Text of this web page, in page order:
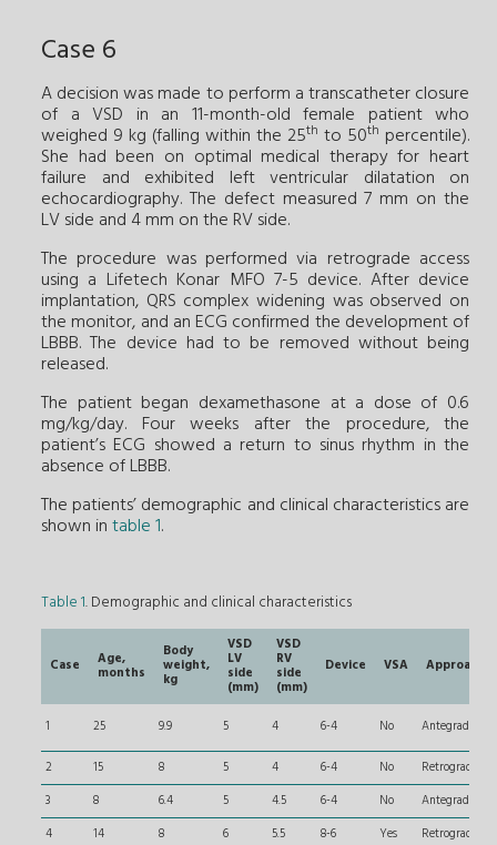
Case 6
A decision was made to perform a transcatheter closure
of a VSD in an 11-month-old female patient who
weighed 9 kg (falling within the 25th to 50th percentile).
She had been on optimal medical therapy for heart
failure and exhibited left ventricular dilatation on
echocardiography. The defect measured 7 mm on the
LV side and 4 mm on the RV side.
The procedure was performed via retrograde access
using a Lifetech Konar MFO 7-5 device. After device
implantation, QRS complex widening was observed on
the monitor, and an ECG confirmed the development of
LBBB. The device had to be removed without being
released.
The patient began dexamethasone at a dose of 0.6
mg/kg/day. Four weeks after the procedure, the
patient’s ECG showed a return to sinus rhythm in the
absence of LBBB.
The patients’ demographic and clinical characteristics are
shown intable 1.
Table 1. Demographic and clinical characteristics
Case Age,
months
Body
weight,
kg
VSD
LV
side
(mm)
VSD
RV
side
(mm)
Device VSA Approach
1 25 9.9 5 4 6-4 No Antegrade
2 15 8 5 4 6-4 No
Retrograde
3
8 6.4 5 4.5 6-4 No
Antegrade
4
14 8 6 5.5 8-6 Yes
Retrograde